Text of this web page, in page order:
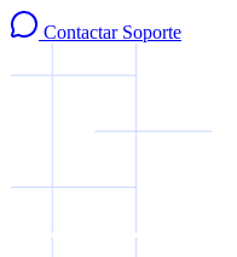
Contactar Soporte